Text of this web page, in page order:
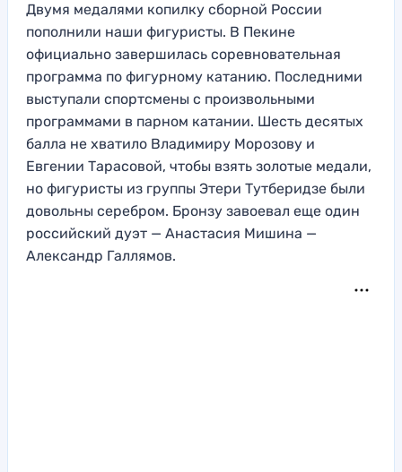
Двумя медалями копилку сборной России
пополнили наши фигуристы. В Пекине
официально завершилась соревновательная
программа по фигурному катанию. Последними
выступали спортсмены с произвольными
программами в парном катании. Шесть десятых
балла не хватило Владимиру Морозову и
Евгении Тарасовой, чтобы взять золотые медали,
но фигуристы из группы Этери Тутберидзе были
довольны серебром. Бронзу завоевал еще один
российский дуэт — Анастасия Мишина —
Александр Галлямов.